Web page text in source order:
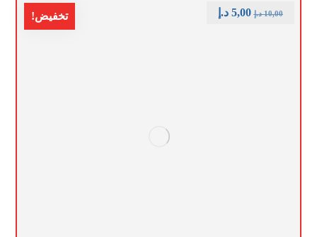
تخفيض! 10,00 د.إ 5,00 د.إ